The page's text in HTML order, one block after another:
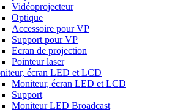
Vidéoprojecteur
Optique
Accessoire pour VP
Support pour VP
Ecran de projection
Pointeur laser
écran LED et LCD
Moniteur, écran LED et LCD
Support
Moniteur LED Broadcast